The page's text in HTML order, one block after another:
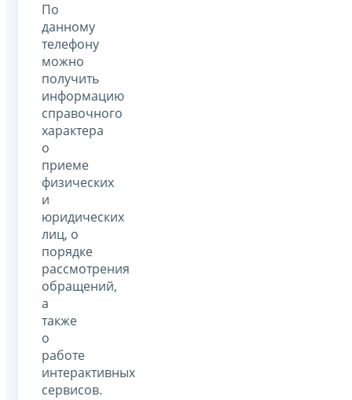
По
данному
телефону
можно
получить
информацию
справочного
характера
о
приеме
физических
и
юридических
лиц, о
порядке
рассмотрения
обращений,
а
также
о
работе
интерактивных
сервисов.